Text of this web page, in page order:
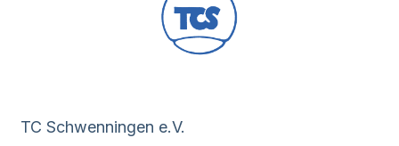
TC Schwenningen e.V.